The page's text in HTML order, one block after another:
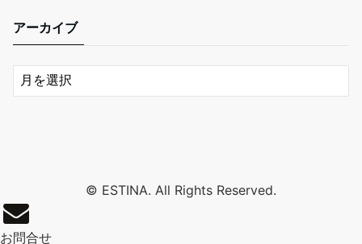
アーカイブ
© ESTINA. All Rights Reserved.
お問合せ